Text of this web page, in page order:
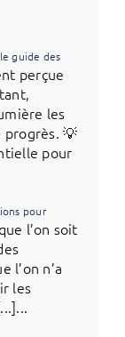
guide des
perçue
les
💡
pour
pour
l’on soit
l’on n’a
les